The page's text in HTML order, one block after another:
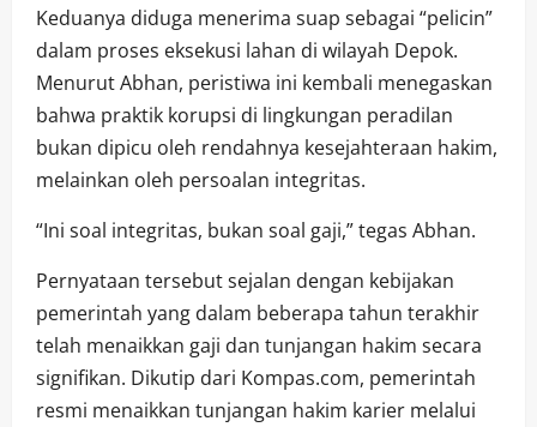
Keduanya diduga menerima suap sebagai “pelicin”
dalam proses eksekusi lahan di wilayah Depok.
Menurut Abhan, peristiwa ini kembali menegaskan
bahwa praktik korupsi di lingkungan peradilan
bukan dipicu oleh rendahnya kesejahteraan hakim,
melainkan oleh persoalan integritas.
“Ini soal integritas, bukan soal gaji,” tegas Abhan.
Pernyataan tersebut sejalan dengan kebijakan
pemerintah yang dalam beberapa tahun terakhir
telah menaikkan gaji dan tunjangan hakim secara
signifikan. Dikutip dari Kompas.com, pemerintah
resmi menaikkan tunjangan hakim karier melalui